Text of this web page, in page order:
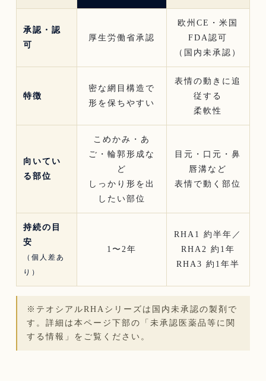
承認・認
可
厚生労働省承認
欧州CE・米国
FDA認可
（国内未承認）
特徴
密な網目構造で
形を保ちやすい
表情の動きに追
従する
柔軟性
向いてい
る部位
こめかみ・あ
ご・輪郭形成な
ど
しっかり形を出
したい部位
目元・口元・鼻
唇溝など
表情で動く部位
持続の目
安
（個人差あ
り）
1〜2年
RHA1 約半年／
RHA2 約1年
RHA3 約1年半
※テオシアルRHAシリーズは国内未承認の製剤で
す。詳細は本ページ下部の「未承認医薬品等に関
する情報」をご覧ください。